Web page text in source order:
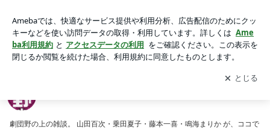
アプリをダウンロードして ブログの更新通知
を受け取りまし
ょう。
開く
劇団野の上の雑談。 山田百次・乗田夏子・藤本一喜・鳴海まりか が、ココで